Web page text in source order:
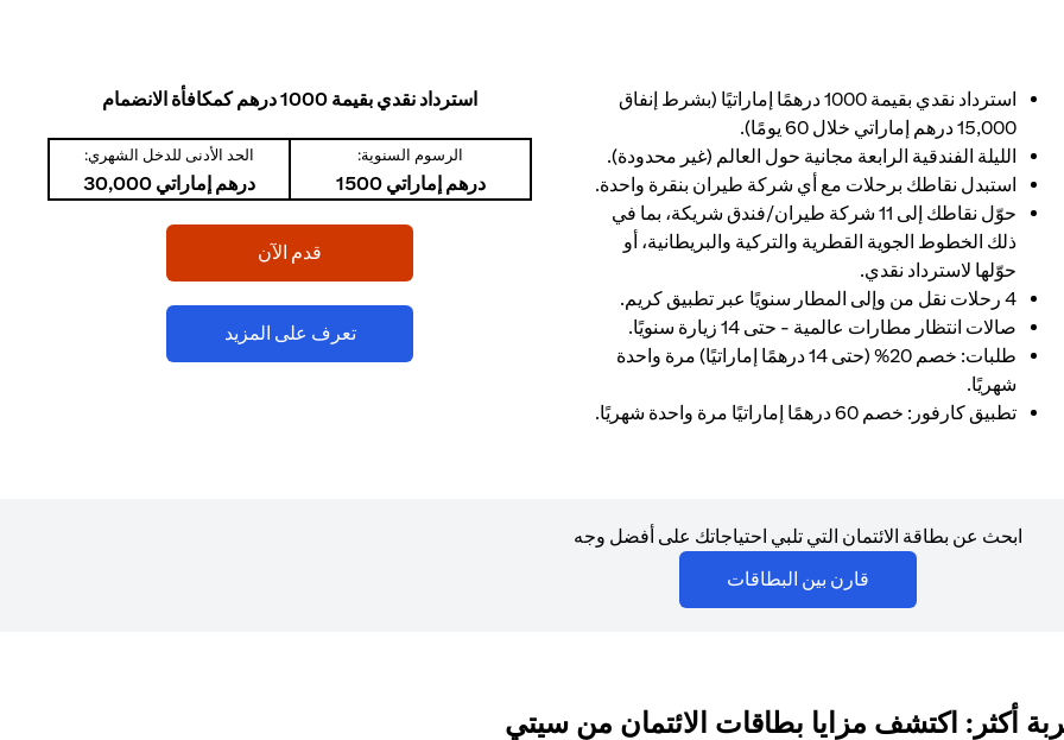
استرداد نقدي بقيمة 1000 درهمًا إماراتيًا (بشرط إنفاق
15,000 درهم إماراتي خلال 60 يومًا).
الليلة الفندقية الرابعة مجانية حول العالم (غير محدودة).
استبدل نقاطك برحلات مع أي شركة طيران بنقرة واحدة.
حوّل نقاطك إلى 11 شركة طيران/فندق شريكة، بما في
ذلك الخطوط الجوية القطرية والتركية والبريطانية، أو
حوّلها لاسترداد نقدي.
4 رحلات نقل من وإلى المطار سنويًا عبر تطبيق كريم.
صالات انتظار مطارات عالمية - حتى 14 زيارة سنويًا.
طلبات: خصم 20% (حتى 14 درهمًا إماراتيًا) مرة واحدة
شهريًا.
تطبيق كارفور: خصم 60 درهمًا إماراتيًا مرة واحدة شهريًا.
استرداد نقدي بقيمة 1000 درهم كمكافأة الانضمام
الرسوم السنوية:
درهم إماراتي 1500
الحد الأدنى للدخل الشهري:
درهم إماراتي 30,000
قدم الآن
تعرف على المزيد
ابحث عن بطاقة الائتمان التي تلبي احتياجاتك على أفضل وجه
قارن بين البطاقات
أكثر: اكتشف مزايا بطاقات الائتمان من سيتي